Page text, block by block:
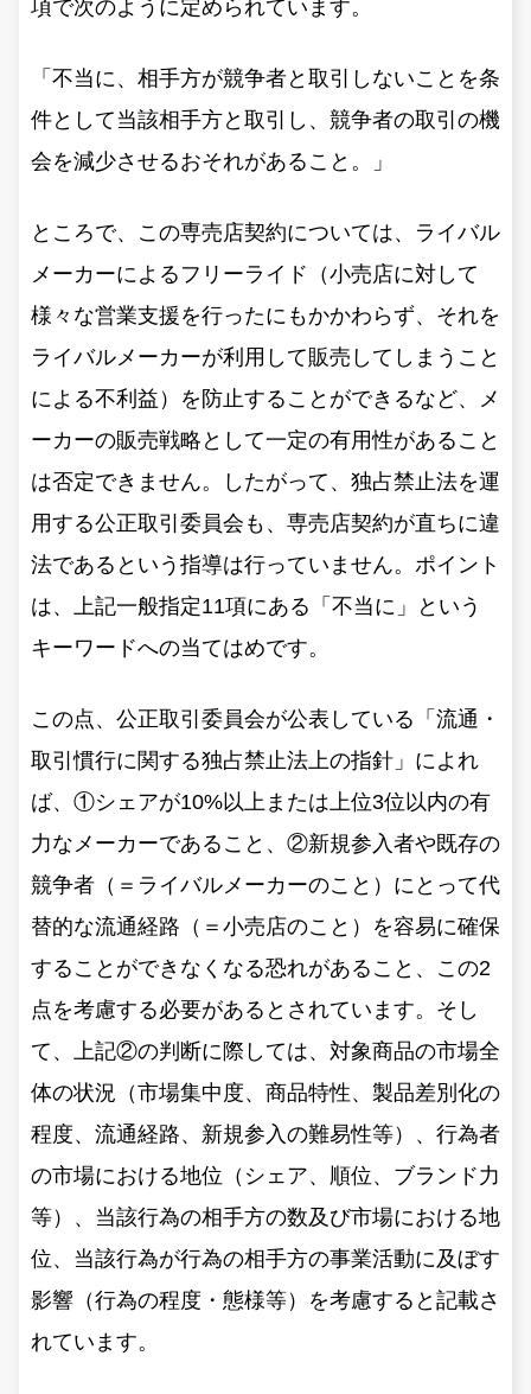
項で次のように定められています。
「不当に、相手方が競争者と取引しないことを条
件として当該相手方と取引し、競争者の取引の機
会を減少させるおそれがあること。」
ところで、この専売店契約については、ライバル
メーカーによるフリーライド（小売店に対して
様々な営業支援を行ったにもかかわらず、それを
ライバルメーカーが利用して販売してしまうこと
による不利益）を防止することができるなど、メ
ーカーの販売戦略として一定の有用性があること
は否定できません。したがって、独占禁止法を運
用する公正取引委員会も、専売店契約が直ちに違
法であるという指導は行っていません。ポイント
は、上記一般指定11項にある「不当に」という
キーワードへの当てはめです。
この点、公正取引委員会が公表している「流通・
取引慣行に関する独占禁止法上の指針」によれ
ば、①シェアが10%以上または上位3位以内の有
力なメーカーであること、②新規参入者や既存の
競争者（＝ライバルメーカーのこと）にとって代
替的な流通経路（＝小売店のこと）を容易に確保
することができなくなる恐れがあること、この2
点を考慮する必要があるとされています。そし
て、上記②の判断に際しては、対象商品の市場全
体の状況（市場集中度、商品特性、製品差別化の
程度、流通経路、新規参入の難易性等）、行為者
の市場における地位（シェア、順位、ブランド力
等）、当該行為の相手方の数及び市場における地
位、当該行為が行為の相手方の事業活動に及ぼす
影響（行為の程度・態様等）を考慮すると記載さ
れています。